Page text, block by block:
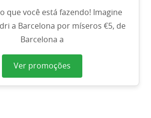
que você está fazendo! Imagine
a Barcelona por míseros €5, de
Barcelona a
Ver promoções